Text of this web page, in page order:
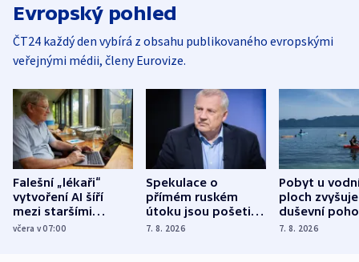
Evropský pohled
ČT24 každý den vybírá z obsahu publikovaného evropskými
veřejnými médii, členy Eurovize.
Falešní „lékaři“
vytvoření AI šíří
mezi staršími
Poláky nebezpečné
včera v 07:00
Spekulace o
přímém ruském
útoku jsou pošetilé,
míní estonský
7. 8. 2026
Pobyt u
ploch zvyšuje
duševní
ukázala
7. 8. 2026